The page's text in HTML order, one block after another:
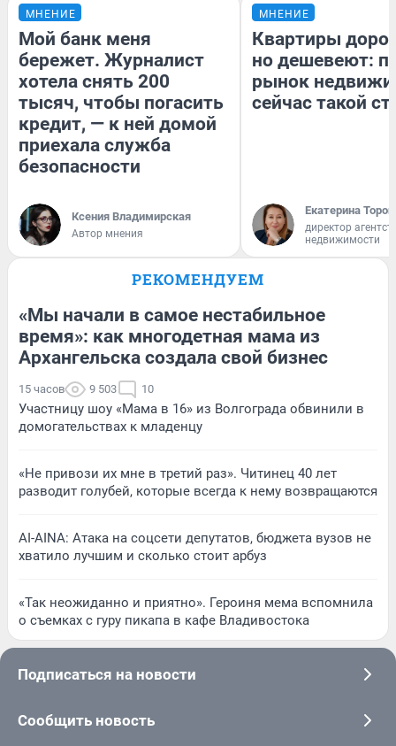
МНЕНИЕ
Мой банк меня
бережет. Журналист
хотела снять 200
тысяч, чтобы погасить
кредит, — к ней домой
приехала служба
безопасности
Ксения Владимирская
Автор мнения
МНЕНИЕ
Квартиры
но дешевеют:
рынок
сейчас такой
Екатерина
директор
недвижимости
РЕКОМЕНДУЕМ
«Мы начали в самое нестабильное
время»: как многодетная мама из
Архангельска создала свой бизнес
15 часов 9 503 10
Участницу шоу «Мама в 16» из Волгограда обвинили в
домогательствах к младенцу
«Не привози их мне в третий раз». Читинец 40 лет
разводит голубей, которые всегда к нему возвращаются
AI-AINA: Атака на соцсети депутатов, бюджета вузов не
хватило лучшим и сколько стоит арбуз
«Так неожиданно и приятно». Героиня мема вспомнила
о съемках с гуру пикапа в кафе Владивостока
Подписаться на новости
Сообщить новость